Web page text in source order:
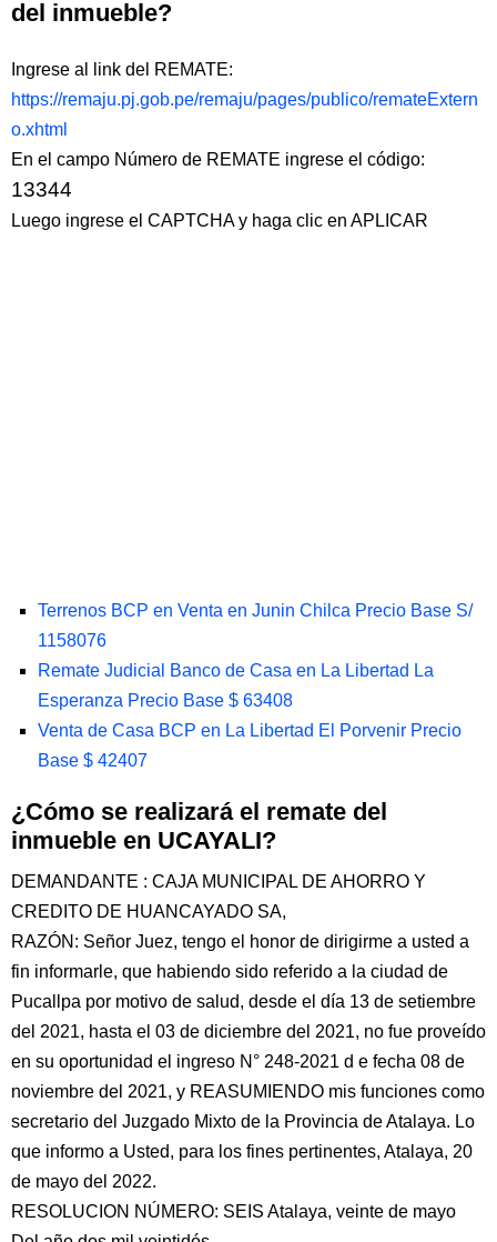
del inmueble?
Ingrese al link del REMATE:
https://remaju.pj.gob.pe/remaju/pages/publico/remateExtern
o.xhtml
En el campo Número de REMATE ingrese el código:
13344
Luego ingrese el CAPTCHA y haga clic en APLICAR
Terrenos BCP en Venta en Junin Chilca Precio Base S/
1158076
Remate Judicial Banco de Casa en La Libertad La
Esperanza Precio Base $ 63408
Venta de Casa BCP en La Libertad El Porvenir Precio
Base $ 42407
¿Cómo se realizará el remate del
inmueble en UCAYALI?
DEMANDANTE : CAJA MUNICIPAL DE AHORRO Y
CREDITO DE HUANCAYADO SA,
RAZÓN: Señor Juez, tengo el honor de dirigirme a usted a
fin informarle, que habiendo sido referido a la ciudad de
Pucallpa por motivo de salud, desde el día 13 de setiembre
del 2021, hasta el 03 de diciembre del 2021, no fue proveído
en su oportunidad el ingreso N° 248-2021 d e fecha 08 de
noviembre del 2021, y REASUMIENDO mis funciones como
secretario del Juzgado Mixto de la Provincia de Atalaya. Lo
que informo a Usted, para los fines pertinentes, Atalaya, 20
de mayo del 2022.
RESOLUCION NÚMERO: SEIS Atalaya, veinte de mayo